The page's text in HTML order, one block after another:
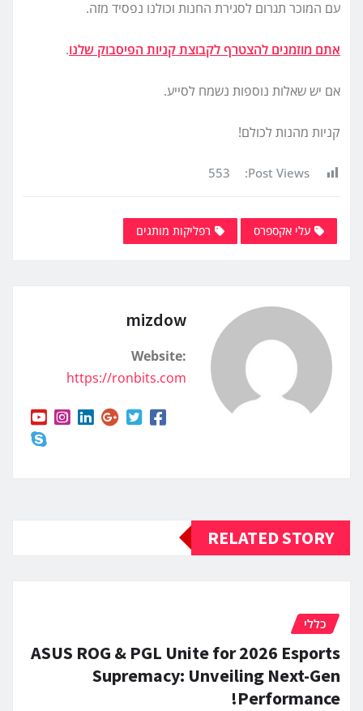
עם המוכר תגרום לסגירת החנות וכולנו נפסיד מזה.
אתם מוזמנים להצטרף לקבוצת קניות הפיסבוק שלנו.
אם יש שאלות נוספות נשמח לסייע.
קניות מהנות לכולם!
Post Views:
553
עלי אקספרס רפליקות מותגים
mizdow
Website:
https://ronbits.com
RELATED STORY
כללי
ASUS ROG & PGL Unite for 2026 Esports
Supremacy: Unveiling Next-Gen
Performance!